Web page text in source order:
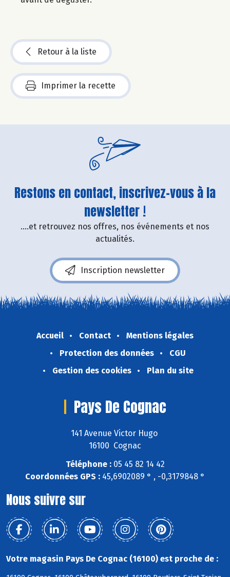
Retour à la liste
Imprimer la recette
Restons en contact, inscrivez-vous à la
newsletter !
....et retrouvez nos offres, nos événements et nos
actualités.
Inscription newsletter
Accueil Contact
Mentions légales
Protection des données
CGU
Gestion des cookies
Plan du site
Pays De Cognac
141 Avenue Victor Hugo
16100 Cognac
Téléphone :05 45 82 14 42
Coordonnées GPS : 45,6902089 ° , -0,3179848 °
Nous suivre sur
Votre magasin Pays De Cognac (16100) est proche de :